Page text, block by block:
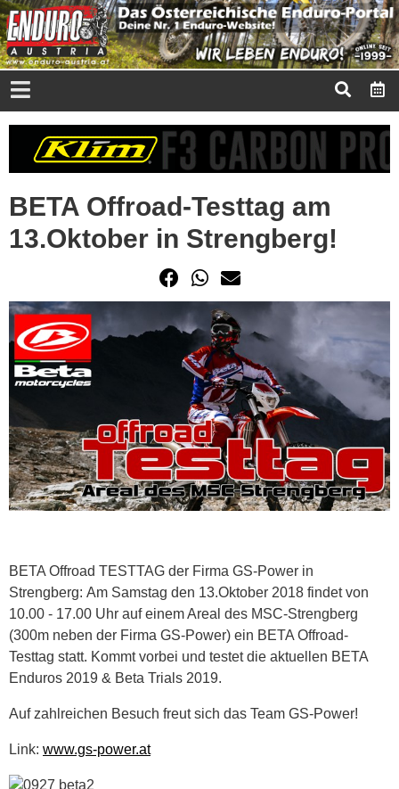
BETA Offroad-Testtag am
13.Oktober in Strengberg!
BETA Offroad TESTTAG der Firma GS-Power in
Strengberg: Am Samstag den 13.Oktober 2018 findet von
10.00 - 17.00 Uhr auf einem Areal des MSC-Strengberg
(300m neben der Firma GS-Power) ein BETA Offroad-
Testtag statt. Kommt vorbei und testet die aktuellen BETA
Enduros 2019 & Beta Trials 2019.
Auf zahlreichen Besuch freut sich das Team GS-Power!
Link: www.gs-power.at